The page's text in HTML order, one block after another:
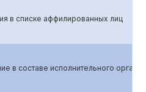
в списке аффилированных лиц
в составе исполнительного органа.